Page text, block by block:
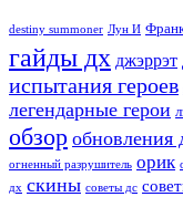
destiny summoner Лун И
гайды дх джэррэт
испытания героев
легендарные герои
обзор обновления
огненный разрушитель орик
дх скины советы дс